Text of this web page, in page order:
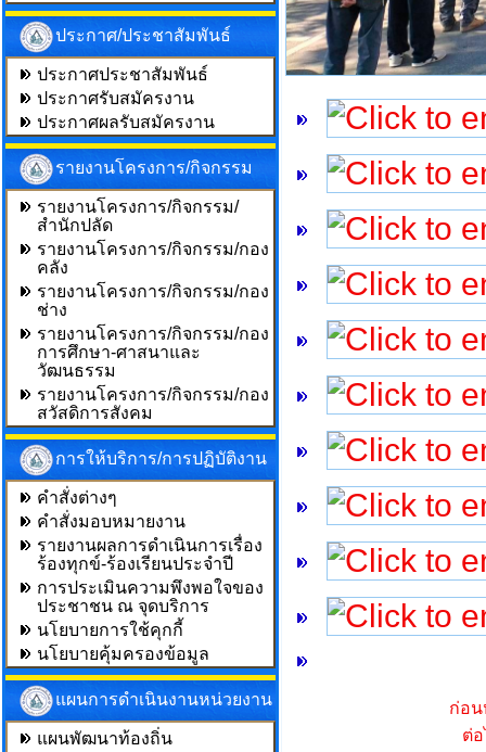
ประกาศ/ประชาสัมพันธ์
ประกาศประชาสัมพันธ์
ประกาศรับสมัครงาน
ประกาศผลรับสมัครงาน
รายงานโครงการ/กิจกรรม
รายงานโครงการ/กิจกรรม/
สำนักปลัด
รายงานโครงการ/กิจกรรม/กอง
คลัง
รายงานโครงการ/กิจกรรม/กอง
ช่าง
รายงานโครงการ/กิจกรรม/กอง
การศึกษา-ศาสนาและ
วัฒนธรรม
รายงานโครงการ/กิจกรรม/กอง
สวัสดิการสังคม
การให้บริการ/การปฏิบัติงาน
คำสั่งต่างๆ
คำสั่งมอบหมายงาน
รายงานผลการดำเนินการเรื่อง
ร้องทุกข์-ร้องเรียนประจำปี
การประเมินความพึงพอใจของ
ประชาชน ณ จุดบริการ
นโยบายการใช้คุกกี้
นโยบายคุ้มครองข้อมูล
แผนการดำเนินงานหน่วยงาน
แผนพัฒนาท้องถิ่น
ก่อ
ต่